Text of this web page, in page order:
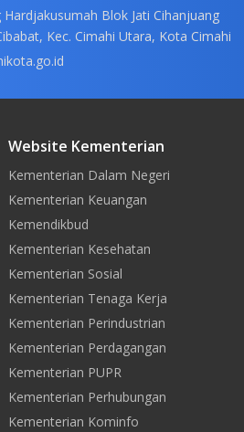
Hardjakusumah Blok Jati Cihanjuang
Kec. Cimahi Utara, Kota Cimahi
Website Kementerian
Kementerian Dalam Negeri
Kementerian Keuangan
Kemendikbud
Kementerian Kesehatan
Kementerian Sosial
Kementerian Tenaga Kerja
Kementerian Perindustrian
Kementerian Perdagangan
Kementerian PUPR
Kementerian Perhubungan
Kementerian Kominfo